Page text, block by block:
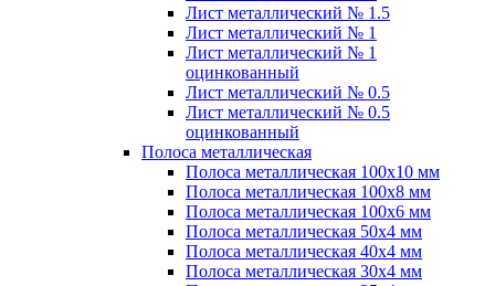
Лист металлический № 1.5
Лист металлический № 1
Лист металлический № 1
оцинкованный
Лист металлический № 0.5
Лист металлический № 0.5
оцинкованный
Полоса металлическая
Полоса металлическая 100х10 мм
Полоса металлическая 100х8 мм
Полоса металлическая 100х6 мм
Полоса металлическая 50х4 мм
Полоса металлическая 40х4 мм
Полоса металлическая 30х4 мм